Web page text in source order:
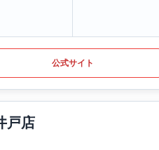
公式サイト
戸店